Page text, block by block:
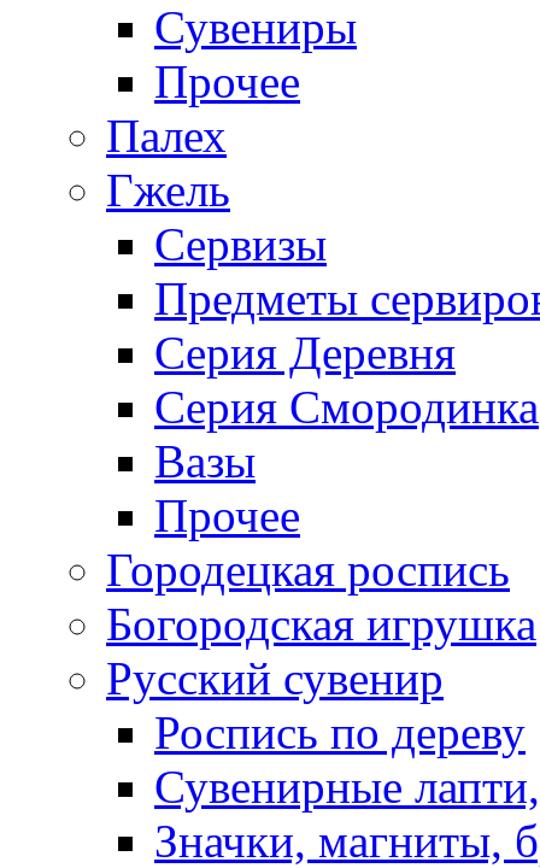
Сувениры
Прочее
Палех
Гжель
Сервизы
Предметы
Серия Деревня
Серия Смородинка
Вазы
Прочее
Городецкая роспись
Богородская игрушка
Русский сувенир
Роспись по дереву
Сувенирные
Значки, магниты,